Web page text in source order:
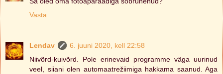
Vasta
Lendav
6. juuni 2020, kell 22:58
Niivõrd-kuivõrd. Pole erinevaid programme väga uurinud
veel, siiani olen automaatrežiimiga hakkama saanud. Aga